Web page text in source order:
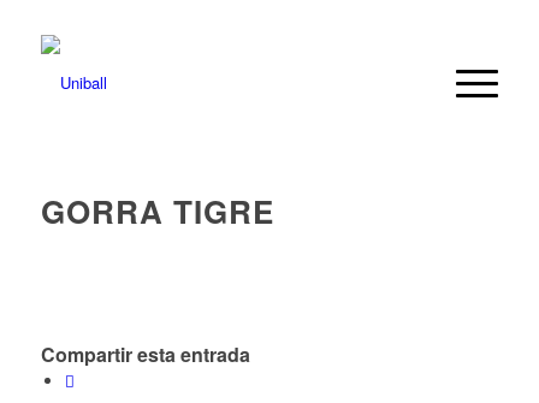
GORRA TIGRE
Compartir esta entrada